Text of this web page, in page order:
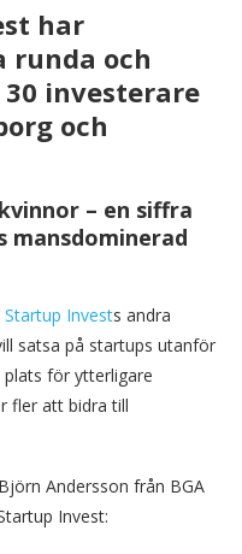
har
runda och
investerare
och
– en siffra
mansdominerad
Startup Invests andra
satsa på startups utanför
för ytterligare
fler att bidra till
Andersson från BGA
Invest: